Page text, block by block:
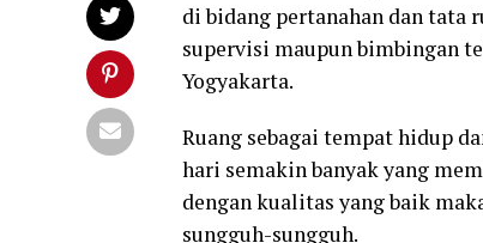
di bidang pertanahan dan tata
supervisi maupun bimbingan
Yogyakarta.
Ruang sebagai tempat hidup
hari semakin banyak yang
dengan kualitas yang baik
sungguh-sungguh.